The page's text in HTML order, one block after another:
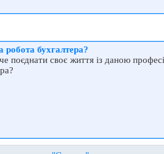
бухгалтера?
поєднати своє життя із даною